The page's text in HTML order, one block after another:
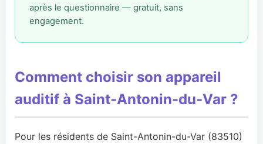
après le questionnaire — gratuit, sans
engagement.
Comment choisir son appareil
auditif à Saint-Antonin-du-Var ?
Pour les résidents de Saint-Antonin-du-Var (83510)